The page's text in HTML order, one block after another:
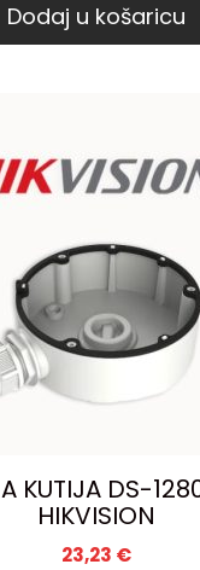
Dodaj u košaricu
KUTIJA DS-
HIKVISION
23,23 €